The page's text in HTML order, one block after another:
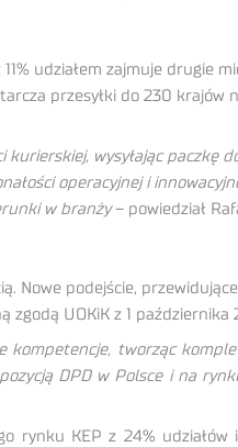
udziałem zajmuje drugie
przesyłki do 230 krajów
wysyłając paczkę
operacyjnej i
w branży– powiedział
Nowe podejście,
zgodą UOKiK z 1 października
kompetencje, tworząc
DPD w Polsce i na
KEP z 24% udziałów